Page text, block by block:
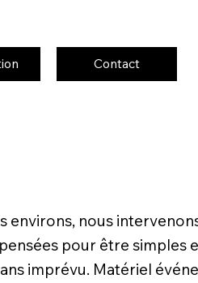
Contact
environs, nous
pour être simples
imprévu. Matériel